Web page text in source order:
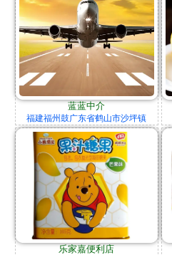
蓝蓝中介
福建福州鼓广东省鹤山市沙坪镇
乐家嘉便利店